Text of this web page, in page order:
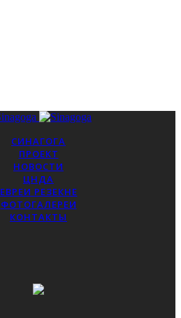
СИНАГОГА
ПРОЕКТ
НОВОСТИ
ЦНДА
ЕВРЕИ РЕЗЕКНЕ
ФОТОГАЛЕРЕИ
КОНТАКТЫ